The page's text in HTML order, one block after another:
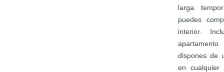
larga
puedes
interior.
dispones de
en cualquier